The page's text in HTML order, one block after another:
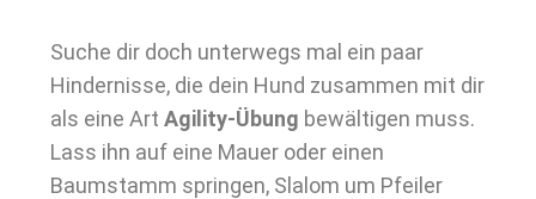
Suche dir doch unterwegs mal ein paar
Hindernisse, die dein Hund zusammen mit dir
als eine Art Agility-Übung bewältigen muss.
Lass ihn auf eine Mauer oder einen
Baumstamm springen, Slalom um Pfeiler